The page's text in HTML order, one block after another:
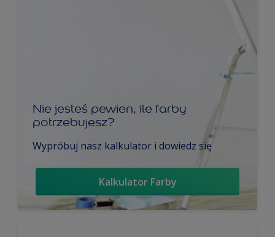
Nie jesteś pewien, ile farby
potrzebujesz?
Wypróbuj nasz kalkulator i dowiedz się
Kalkulator Farby